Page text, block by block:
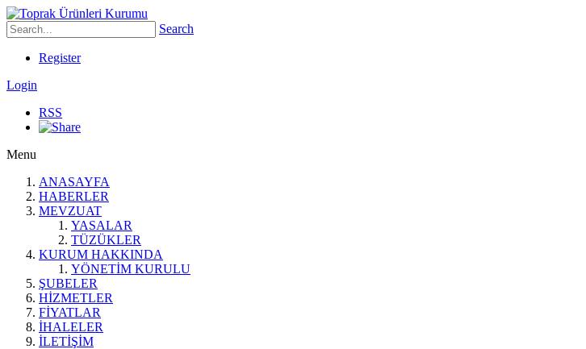
Search
Register
Login
RSS
Menu
ANASAYFA
HABERLER
MEVZUAT
YASALAR
TÜZÜKLER
KURUM HAKKINDA
YÖNETİM KURULU
ŞUBELER
HİZMETLER
FİYATLAR
İHALELER
İLETİŞİM